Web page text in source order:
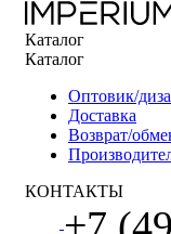
Каталог
Каталог
Оптовик/
Доставка
Возврат/
КОНТАКТЫ
+7